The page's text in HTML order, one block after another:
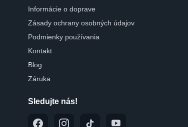
Informácie o doprave
Zásady ochrany osobných údajov
Podmienky používania
Kontakt
Blog
Záruka
Sledujte nás!